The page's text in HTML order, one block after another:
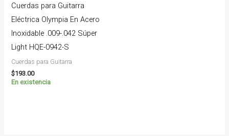
Cuerdas para Guitarra
Eléctrica Olympia En Acero
Inoxidable .009-.042 Súper
Light HQE-0942-S
Cuerdas para Guitarra
$193.00
En existencia